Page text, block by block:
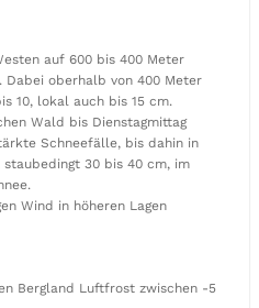
auf 600 bis 400 Meter
Dabei oberhalb von 400 Meter
10, lokal auch bis 15 cm.
Wald bis Dienstagmittag
Schneefälle, bis dahin in
staubedingt 30 bis 40 cm, im
Wind in höheren Lagen
Bergland Luftfrost zwischen -5